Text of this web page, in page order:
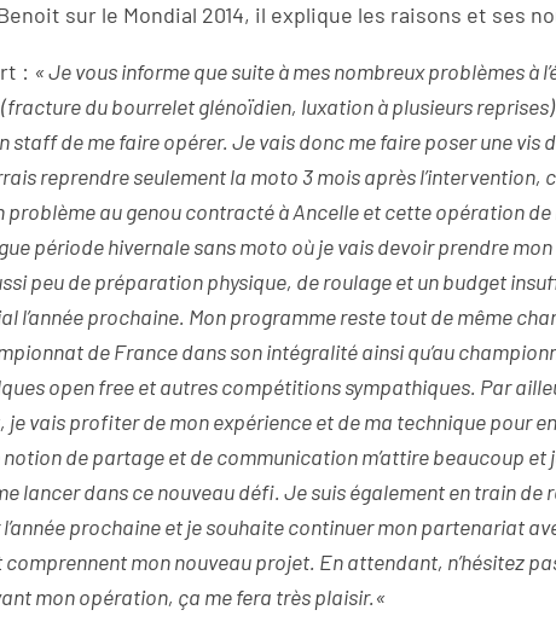
sur le Mondial 2014, il explique les raisons et ses
: « Je vous informe que suite à mes nombreux problèmes à
du bourrelet glénoïdien, luxation à plusieurs reprises)
staff de me faire opérer. Je vais donc me faire poser une vis
reprendre seulement la moto 3 mois après l’intervention,
problème au genou contracté à Ancelle et cette opération de
période hivernale sans moto où je vais devoir prendre mon
peu de préparation physique, de roulage et un budget
l’année prochaine. Mon programme reste tout de même
de France dans son intégralité ainsi qu’au
open free et autres compétitions sympathiques. Par
je vais profiter de mon expérience et de ma technique pour
de partage et de communication m’attire beaucoup et
lancer dans ce nouveau défi. Je suis également en train de
prochaine et je souhaite continuer mon partenariat
comprennent mon nouveau projet. En attendant, n’hésitez
mon opération, ça me fera très plaisir.«